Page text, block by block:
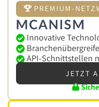
PREMIUM-
Innovative
API-Schnittstellen
JETZT